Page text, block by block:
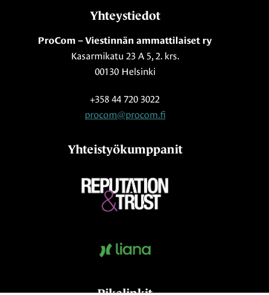
Yhteystiedot
ProCom – Viestinnän ammattilaiset ry
Kasarmikatu 23 A 5, 2. krs.
00130 Helsinki
+358 44 720 3022
procom@procom.fi
Yhteistyökumppanit